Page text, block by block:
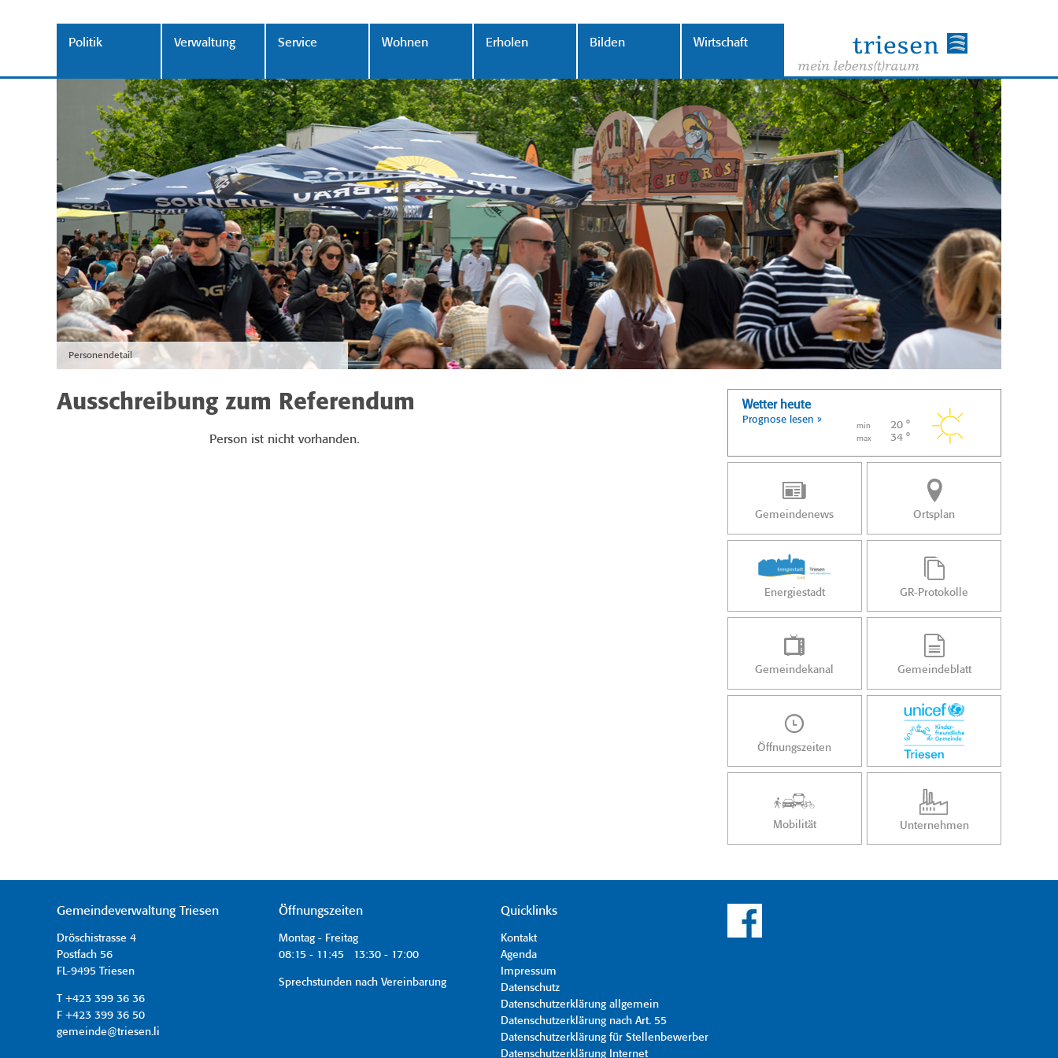
Politik Verwaltung Service Wohnen Erholen Bilden Wirtschaft
Personendetail
Ausschreibung zum Referendum
Person ist nicht vorhanden.
Wetter heute
Prognose lesen »
min 20 °
max 34 °
Gemeindenews Ortsplan
Energiestadt GR-Protokolle
Gemeindekanal Gemeindeblatt
Öffnungszeiten
Mobilität Unternehmen
Gemeindeverwaltung Triesen
Dröschistrasse 4
Postfach 56
FL-9495 Triesen
T +423 399 36 36
F +423 399 36 50
gemeinde@triesen.li
Öffnungszeiten
Montag - Freitag
08:15 - 11:45 13:30 - 17:00
Sprechstunden nach Vereinbarung
Quicklinks
Kontakt
Agenda
Impressum
Datenschutz
Datenschutzerklärung allgemein
Datenschutzerklärung nach Art. 55
Datenschutzerklärung für Stellenbewerber
Datenschutzerklärung Internet